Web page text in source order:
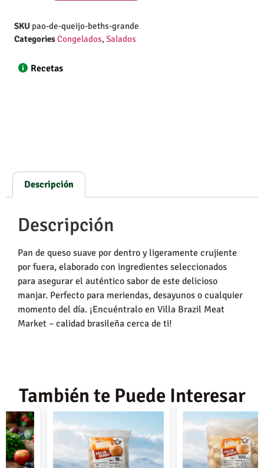
SKU pao-de-queijo-beths-grande
CategoriesCongelados, Salados
Recetas
Descripción
Descripción
Pan de queso suave por dentro y ligeramente crujiente
por fuera, elaborado con ingredientes seleccionados
para asegurar el auténtico sabor de este delicioso
manjar. Perfecto para meriendas, desayunos o cualquier
momento del día. ¡Encuéntralo en Villa Brazil Meat
Market – calidad brasileña cerca de ti!
También te Puede Interesar